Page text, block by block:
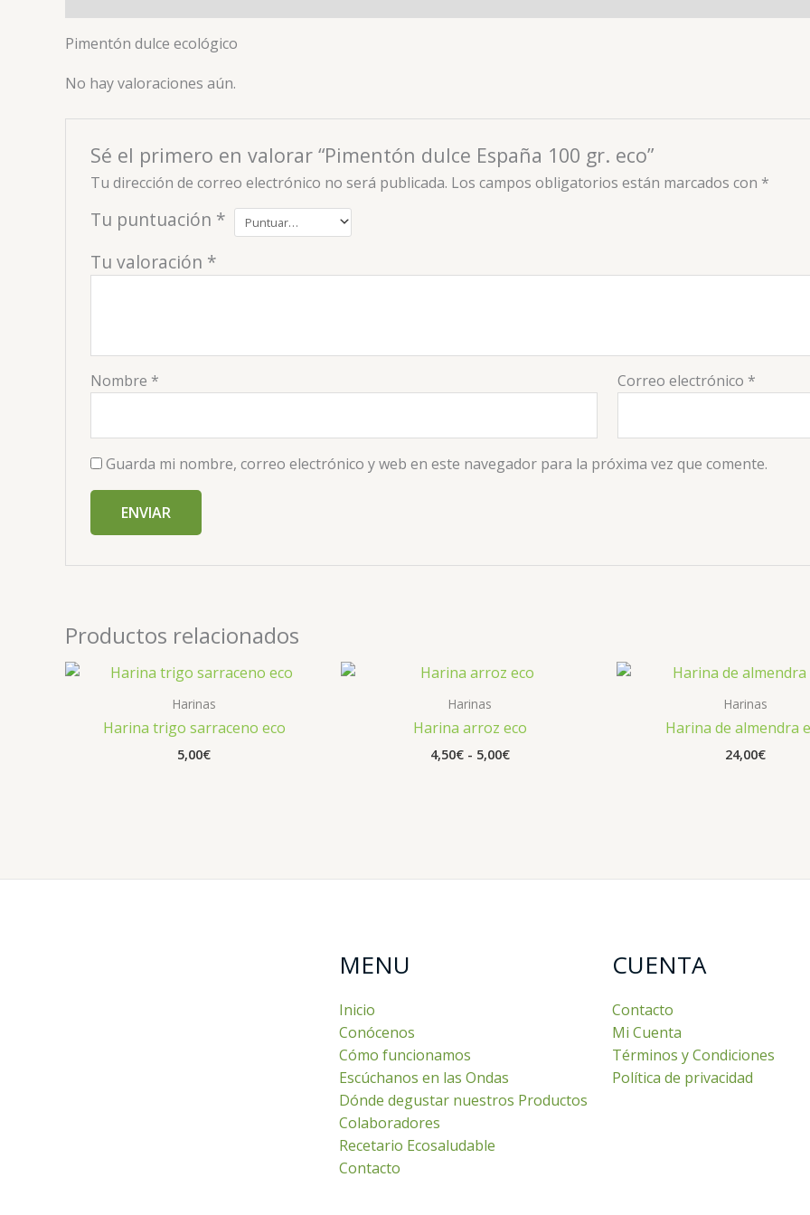
Pimentón dulce ecológico
No hay valoraciones aún.
Sé el primero en valorar “Pimentón dulce España 100 gr. eco”
Tu dirección de correo electrónico no será publicada. Los campos obligatorios están marcados con *
Tu puntuación *
Tu valoración *
Nombre * Correo electrónico *
Guarda mi nombre, correo electrónico y web en este navegador para la próxima vez que comente.
Productos relacionados
Harinas
Harina trigo sarraceno eco
5,00€
Harinas
Harina arroz eco
4,50€ - 5,00€
Rango
4,50€
hasta
Harinas
Harina de almendra
24,00€
MENU
Inicio
Conócenos
Cómo funcionamos
Escúchanos en las Ondas
Dónde degustar nuestros Productos
Colaboradores
Recetario Ecosaludable
Contacto
CUENTA
Contacto
Mi Cuenta
Términos y Condiciones
Política de privacidad